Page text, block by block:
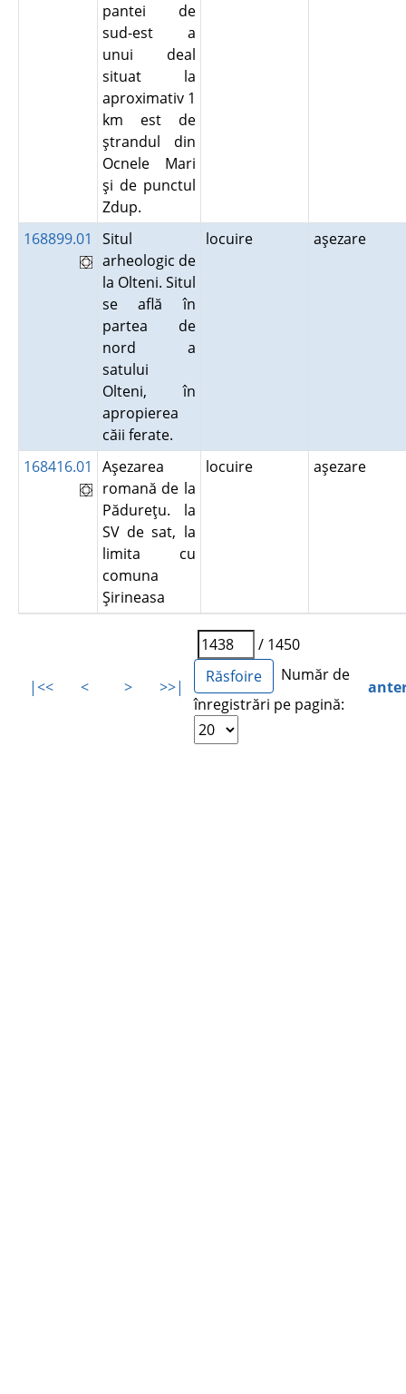
pantei de
sud-est a
unui deal
situat la
aproximativ 1
km est de
ştrandul din
Ocnele Mari
şi de punctul
Zdup.
168899.01
Situl
arheologic de
la Olteni. Situl
se află în
partea de
nord a
satului
Olteni, în
apropierea
căii ferate.
locuire aşezare
168416.01
Aşezarea
romană de la
Pădureţu. la
SV de sat, la
limita cu
comuna
Şirineasa
locuire aşezare
|<< < > >>|
/ 1450
Număr de
înregistrări pe pagină: